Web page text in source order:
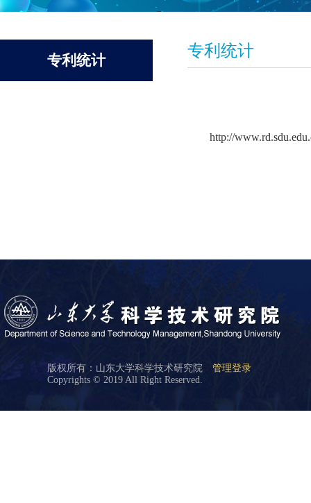
专利统计
专利统计
http://
版权所有：山东大学科学技术研究院 管理登录
Copyrights © 2019 All Right Reserved.